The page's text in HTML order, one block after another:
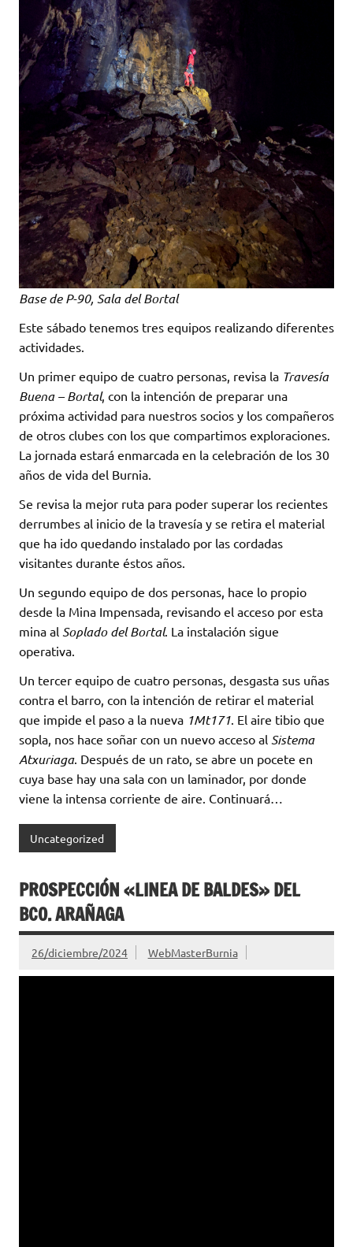
Base de P-90, Sala del Bortal
Este sábado tenemos tres equipos realizando diferentes
actividades.
Un primer equipo de cuatro personas, revisa la Travesía
Buena – Bortal, con la intención de preparar una
próxima actividad para nuestros socios y los compañeros
de otros clubes con los que compartimos exploraciones.
La jornada estará enmarcada en la celebración de los 30
años de vida del Burnia.
Se revisa la mejor ruta para poder superar los recientes
derrumbes al inicio de la travesía y se retira el material
que ha ido quedando instalado por las cordadas
visitantes durante éstos años.
Un segundo equipo de dos personas, hace lo propio
desde la Mina Impensada, revisando el acceso por esta
mina al Soplado del Bortal. La instalación sigue
operativa.
Un tercer equipo de cuatro personas, desgasta sus uñas
contra el barro, con la intención de retirar el material
que impide el paso a la nueva 1Mt171. El aire tibio que
sopla, nos hace soñar con un nuevo acceso al Sistema
Atxuriaga. Después de un rato, se abre un pocete en
cuya base hay una sala con un laminador, por donde
viene la intensa corriente de aire. Continuará…
Uncategorized
PROSPECCIÓN «LINEA DE BALDES» DEL
BCO. ARAÑAGA
26/diciembre/2024 WebMasterBurnia